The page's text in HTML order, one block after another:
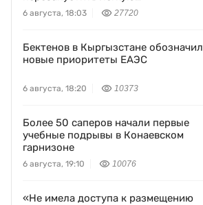
промышленность
6 августа, 18:03 27720
Бектенов в Кыргызстане обозначил
новые приоритеты ЕАЭС
6 августа, 18:20 10373
Более 50 саперов начали первые
учебные подрывы в Конаевском
гарнизоне
6 августа, 19:10 10076
«Не имела доступа к размещению